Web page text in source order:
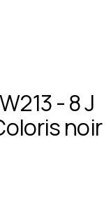
- 8 J
noir